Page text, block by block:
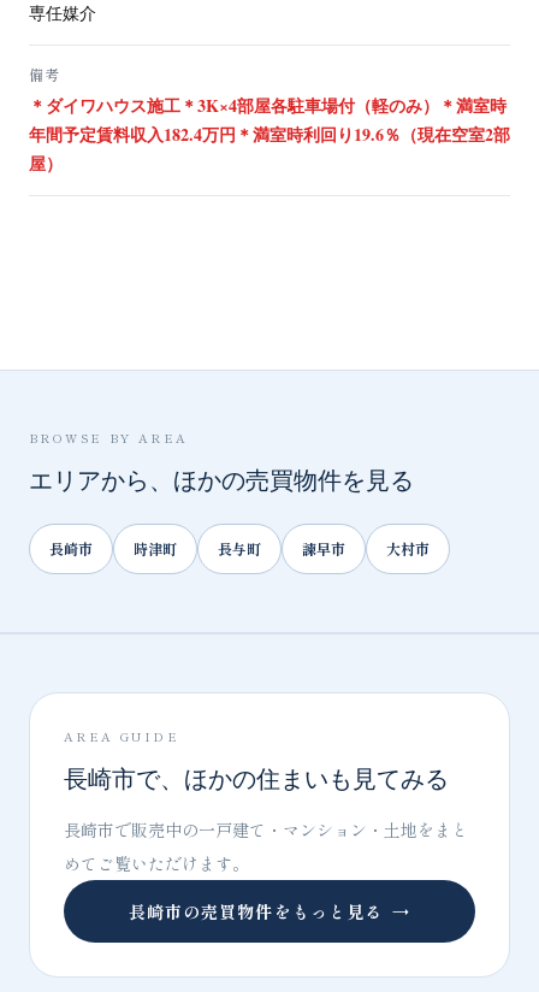
専任媒介
備考
＊ダイワハウス施工＊3K×4部屋各駐車場付（軽のみ）＊満室時
年間予定賃料収入182.4万円＊満室時利回り19.6％（現在空室2部
屋）
BROWSE BY AREA
エリアから、ほかの売買物件を見る
長崎市 時津町 長与町 諫早市 大村市
AREA GUIDE
長崎市で、ほかの住まいも見てみる
長崎市で販売中の一戸建て・マンション・土地をまと
めてご覧いただけます。
長崎市の売買物件をもっと見る →